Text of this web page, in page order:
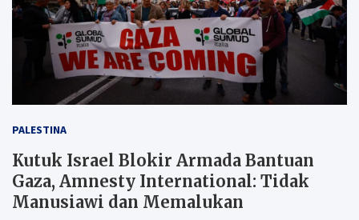
PALESTINA
Kutuk Israel Blokir Armada Bantuan
Gaza, Amnesty International: Tidak
Manusiawi dan Memalukan